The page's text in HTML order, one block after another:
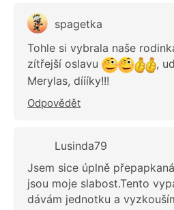
spagetka
Tohle si vybrala naše
zítřejší oslavu
,
Merylas, díííky!!!
Odpovědět
Lusinda79
Jsem sice úplně
jsou moje slabost.Tento
dávám jednotku a